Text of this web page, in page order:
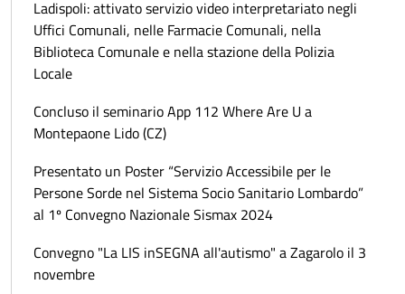
Ladispoli: attivato servizio video interpretariato negli
Uffici Comunali, nelle Farmacie Comunali, nella
Biblioteca Comunale e nella stazione della Polizia
Locale
Concluso il seminario App 112 Where Are U a
Montepaone Lido (CZ)
Presentato un Poster “Servizio Accessibile per le
Persone Sorde nel Sistema Socio Sanitario Lombardo”
al 1º Convegno Nazionale Sismax 2024
Convegno "La LIS inSEGNA all'autismo" a Zagarolo il 3
novembre